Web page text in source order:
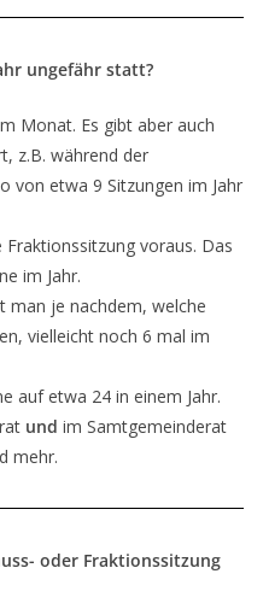
ungefähr statt?
Monat. Es gibt aber auch
z.B. während der
von etwa 9 Sitzungen im Jahr
voraus. Das
im Jahr.
man je nachdem, welche
vielleicht noch 6 mal im
auf etwa 24 in einem Jahr.
und im Samtgemeinderat
mehr.
oder Fraktionssitzung